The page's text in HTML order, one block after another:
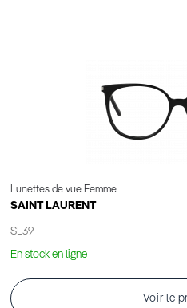
Lunettes de vue Femme
SAINT LAURENT
SL39
En stock en ligne
Voir le